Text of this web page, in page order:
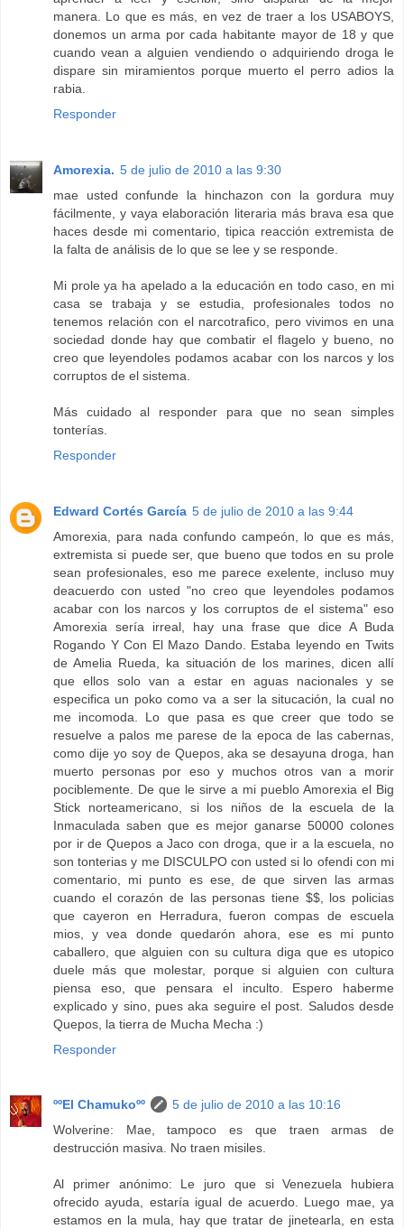
manera. Lo que es más, en vez de traer a los USABOYS,
donemos un arma por cada habitante mayor de 18 y que
cuando vean a alguien vendiendo o adquiriendo droga le
dispare sin miramientos porque muerto el perro adios la
rabia.
Responder
Amorexia. 5 de julio de 2010 a las 9:30
mae usted confunde la hinchazon con la gordura muy
fácilmente, y vaya elaboración literaria más brava esa que
haces desde mi comentario, tipica reacción extremista de
la falta de análisis de lo que se lee y se responde.
Mi prole ya ha apelado a la educación en todo caso, en mi
casa se trabaja y se estudia, profesionales todos no
tenemos relación con el narcotrafico, pero vivimos en una
sociedad donde hay que combatir el flagelo y bueno, no
creo que leyendoles podamos acabar con los narcos y los
corruptos de el sistema.
Más cuidado al responder para que no sean simples
tonterías.
Responder
Edward Cortés García 5 de julio de 2010 a las 9:44
Amorexia, para nada confundo campeón, lo que es más,
extremista si puede ser, que bueno que todos en su prole
sean profesionales, eso me parece exelente, incluso muy
deacuerdo con usted "no creo que leyendoles podamos
acabar con los narcos y los corruptos de el sistema" eso
Amorexia sería irreal, hay una frase que dice A Buda
Rogando Y Con El Mazo Dando. Estaba leyendo en Twits
de Amelia Rueda, ka situación de los marines, dicen allí
que ellos solo van a estar en aguas nacionales y se
especifica un poko como va a ser la situcación, la cual no
me incomoda. Lo que pasa es que creer que todo se
resuelve a palos me parese de la epoca de las cabernas,
como dije yo soy de Quepos, aka se desayuna droga, han
muerto personas por eso y muchos otros van a morir
pociblemente. De que le sirve a mi pueblo Amorexia el Big
Stick norteamericano, si los niños de la escuela de la
Inmaculada saben que es mejor ganarse 50000 colones
por ir de Quepos a Jaco con droga, que ir a la escuela, no
son tonterias y me DISCULPO con usted si lo ofendi con mi
comentario, mi punto es ese, de que sirven las armas
cuando el corazón de las personas tiene $$, los policias
que cayeron en Herradura, fueron compas de escuela
mios, y vea donde quedarón ahora, ese es mi punto
caballero, que alguien con su cultura diga que es utopico
duele más que molestar, porque si alguien con cultura
piensa eso, que pensara el inculto. Espero haberme
explicado y sino, pues aka seguire el post. Saludos desde
Quepos, la tierra de Mucha Mecha :)
Responder
ººEl Chamukoºº
5 de julio de 2010 a las 10:16
Wolverine: Mae, tampoco es que traen armas de
destrucción masiva. No traen misiles.
Al primer anónimo: Le juro que si Venezuela hubiera
ofrecido ayuda, estaría igual de acuerdo. Luego mae, ya
estamos en la mula, hay que tratar de jinetearla, en esta